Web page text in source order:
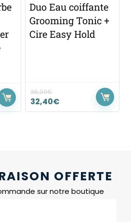
Duo Eau coiffante
Grooming Tonic +
Cire Easy Hold
36,00€
32,40€
OFFERTE
sur notre boutique